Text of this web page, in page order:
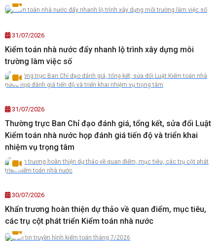
31/07/2026
Kiểm toán nhà nước đẩy nhanh lộ trình xây dựng môi
trường làm việc số
31/07/2026
Thường trực Ban Chỉ đạo đánh giá, tổng kết, sửa đổi Luật
Kiểm toán nhà nước họp đánh giá tiến độ và triển khai
nhiệm vụ trọng tâm
30/07/2026
Khẩn trương hoàn thiện dự thảo về quan điểm, mục tiêu,
các trụ cột phát triển Kiểm toán nhà nước